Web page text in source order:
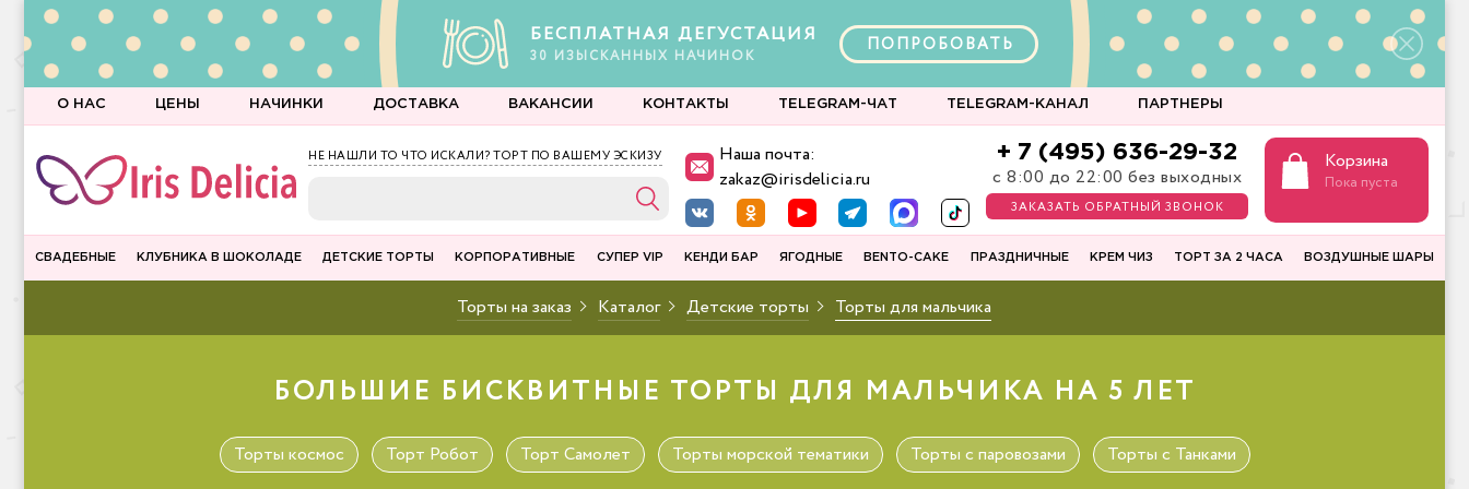
БЕСПЛАТНАЯ ДЕГУСТАЦИЯ
30 ИЗЫСКАННЫХ НАЧИНОК
ПОПРОБОВАТЬ
О НАС ЦЕНЫ НАЧИНКИ ДОСТАВКА ВАКАНСИИ КОНТАКТЫ TELEGRAM-ЧАТ TELEGRAM-КАНАЛ ПАРТНЕРЫ
НЕ НАШЛИ ТО ЧТО ИСКАЛИ? ТОРТ ПО ВАШЕМУ ЭСКИЗУ
Наша почта:
zakaz@irisdelicia.ru
+ 7 (495) 636-29-32
с 8:00 до 22:00 без выходных
ЗАКАЗАТЬ ОБРАТНЫЙ ЗВОНОК
Корзина
Пока пуста
СВАДЕБНЫЕ КЛУБНИКА В ШОКОЛАДЕ ДЕТСКИЕ ТОРТЫ КОРПОРАТИВНЫЕ СУПЕР VIP КЕНДИ БАР ЯГОДНЫЕ BENTO-CAKE ПРАЗДНИЧНЫЕ КРЕМ ЧИЗ ТОРТ ЗА 2 ЧАСА ВОЗДУШНЫЕ ШАРЫ
Торты на заказ Каталог Детские торты Торты для мальчика
БОЛЬШИЕ БИСКВИТНЫЕ ТОРТЫ ДЛЯ МАЛЬЧИКА НА 5 ЛЕТ
Торты космос Торт Робот Торт Самолет Торты морской тематики Торты с паровозами Торты с Танками